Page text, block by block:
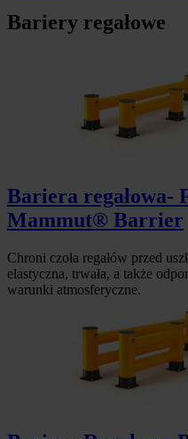
Bariery regałowe
Bariera regałowa-
Mammut® Barrier
Chroni czoła regałów przed
elastyczna, trwała, a także
warunki atmosferyczne.